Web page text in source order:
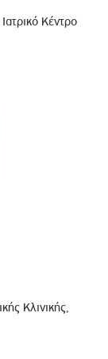
Κέντρο
Κλινικής,